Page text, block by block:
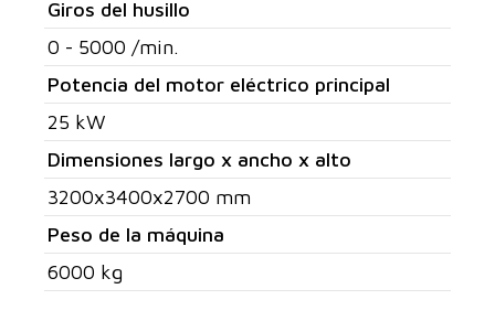
Giros del husillo
0 - 5000 /min.
Potencia del motor eléctrico principal
25 kW
Dimensiones largo x ancho x alto
3200x3400x2700 mm
Peso de la máquina
6000 kg